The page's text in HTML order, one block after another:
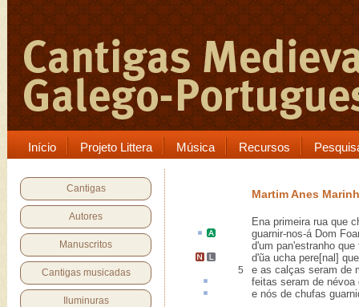
Início Projeto Littera Música Recursos
Cantigas
Autores
Manuscritos
Cantigas musicadas
Iluminuras
Martim Anes
Ena primeira rua que
guarnir-nos-á Dom
d'um pan'estranho
d'ũa ucha pere[nal]
5
e as calças seram de
feitas seram de névoa
e nós de chufas